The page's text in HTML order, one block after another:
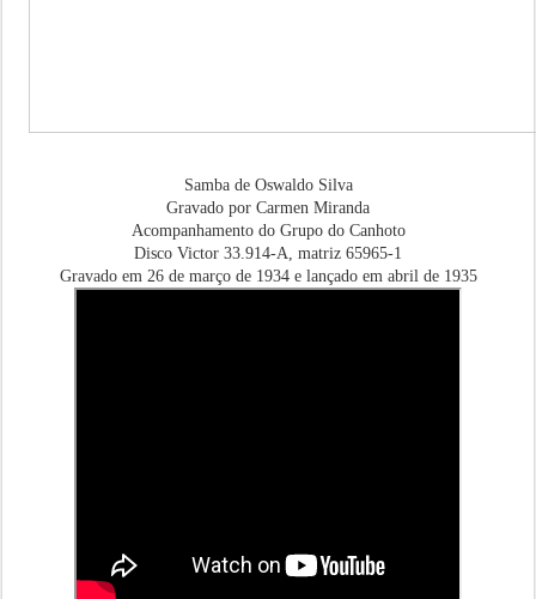
Samba de Oswaldo Silva
Gravado por Carmen Miranda
Acompanhamento do Grupo do Canhoto
Disco Victor 33.914-A, matriz 65965-1
Gravado em 26 de março de 1934 e lançado em abril de 1935